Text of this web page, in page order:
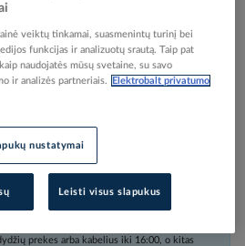
4011377681309
CD569-1UAWW
prekes arba kabelius iki 16:00, o kitas
veiktų tinkamai, suasmenintų turinį bei
funkcijas ir analizuotų srautą. Taip pat
naudojatės mūsų svetaine, su savo
ir analizės partneriais.
Elektrobalt privatumo
nustatymai
Leisti visus slapukus